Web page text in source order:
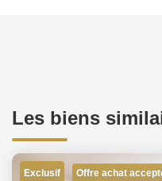
Les biens
Exclusif Offre achat